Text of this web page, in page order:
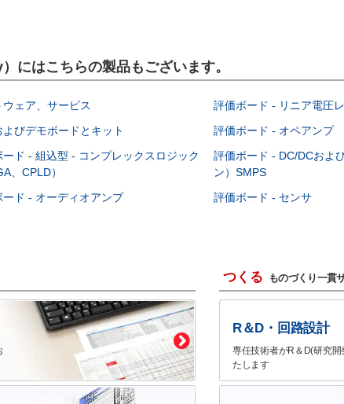
にはこちらの製品もございます。
ウェア、サービス 評価ボード - リニア電圧
よびデモボードとキット 評価ボード - オペアンプ
ード - 組込型 - コンプレックスロジック
、CPLD）
評価ボード - DC/DCおよ
ン）SMPS
ード - オーディオアンプ 評価ボード - センサ
つくる ものづくり一貫
R＆D・回路設計
専任技術者がR＆D(研究
たします